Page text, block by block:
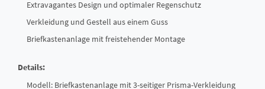
Extravagantes Design und optimaler Regenschutz
Verkleidung und Gestell aus einem Guss
Briefkastenanlage mit freistehender Montage
Details:
Modell: Briefkastenanlage mit 3-seitiger Prisma-Verkleidung